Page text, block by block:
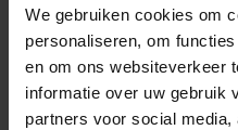
We gebruiken cookies om
personaliseren, om
en om ons websiteverkeer
informatie over uw gebruik
partners voor social
Dit voorkomt
stabiele en
Voordelen van
Gerelateerde